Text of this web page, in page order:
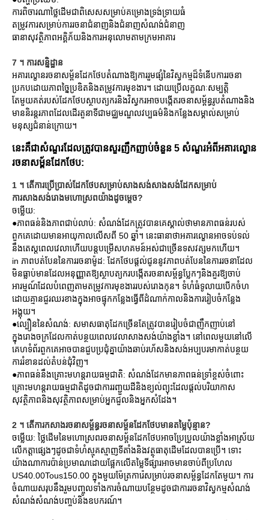
ការពិចារណាថ្លៃដើមជាពិសេសសម្រាប់គម្រោងទ្រង់ទ្រាយធំ
តម្រូវការសម្រាប់ការរចនាជំនាញនិងជំនាញសំណង់ជំនាញ
ធានាសុវត្ថិភាពអគ្គិភ័យនិងការអនុលោមតាមក្រមអាគារ
7 ។ ការសន្និដ្ឋាន
អគារល្ខោនរចនាសម្ព័នដែកថែបតំណាងឱ្យការរួមផ្សំនៃវិស្វកម្មដ៏ទំនើបការរចនា
ប្រកបដោយភាពច្នៃប្រឌិតនិងតម្រូវការមុខងារ។ ដោយប្រើលក្ខណៈសម្បត្តិ
តែមួយគត់របស់ដែកថែបស្ថាបត្យករនិងវិស្វករអាចបង្កើតរចនាសម្ព័ន្ធរូបតំណាងនិង
មាននិរន្តរភាពដែលដើរតួនាទីជាមជ្ឈមណ្ឌលវប្បធម៌និងកន្លែងសម្គាល់សម្រាប់
មនុស្សជំនាន់ក្រោយ។
នេះគឺជាសំណួរដែលត្រូវបានសួរញឹកញាប់ចំនួន 5 សំណួរអំពីអគារល្ខោន
រចនាសម្ព័នដែកថែប:
1 ។ តើការប្រើប្រាស់ដែកថែបសម្រាប់សាងសង់សាងសង់ដែកសម្រាប់
ការសាងសង់រោងមហោស្រពយ៉ាងដូចម្តេច?
ចម្លើយ:
●ភាពធន់និងភាពជាប់លាប់: សំណង់ដែកត្រូវបានគេស្គាល់ថាមានភាពធន់របស់
ពួកគេដោយមានអាយុកាលលើសពី 50 ឆ្នាំ។ នេះធានាថាអគារល្ខោនអាចទប់ទល់
នឹងតេស្តពេលវេលាហើយបន្តបម្រើសហគមន៍អស់ជាច្រើនទសវត្សមកហើយ។
in ភាពបត់បែននៃការរចនាម៉ូដ: ដែកថែបផ្តល់ជូននូវភាពបត់បែននៃការរចនាដែល
មិនធ្លាប់មានដែលអនុញ្ញាតឱ្យស្ថាបត្យករបង្កើតរចនាសម្ព័ន្ធប្លែកៗនិងគួរឱ្យចាប់
អារម្មណ៍ដែលបំពេញតាមតម្រូវការមុខងាររបស់រោងកុន។ ទំហំធំទូលាយបើកចំហ
ដោយគ្មានជួរឈរខាងក្នុងអាចផ្ទុកកន្លែងធ្វើពីដំណាក់កាលនិងការរៀបចំកន្លែង
អង្គុយ។
●ល្បឿននៃសំណង់: សមាសធាតុដែកច្រើនតែត្រូវបានរៀបចំជាញឹកញាប់នៅ
ក្នុងរោងចក្រដែលកាត់បន្ថយពេលវេលាសាងសង់យ៉ាងខ្លាំង។ នៅពេលមួយនៅលើ
គេហទំព័រពួកគេអាចបានជួបប្រជុំគ្នាយ៉ាងឆាប់រហ័សនិងសង់អប្បបរមាកាត់បន្ថយ
ការរំខានដល់តំបន់ជុំវិញ។
●ភាពធន់នឹងគ្រោះមហន្តរាយធម្មជាតិ: សំណង់ដែកមានភាពធន់ទ្រាំខ្ពស់ចំពោះ
គ្រោះមហន្តរាយធម្មជាតិដូចជាការរញ្ជួយដីនិងខ្យល់ព្យុះដែលផ្តល់បរិយាកាស
សុវត្ថិភាពនិងសុវត្ថិភាពសម្រាប់អ្នកជួលនិងអ្នកសំដែង។
2 ។ តើការកសាងរចនាសម្ព័ន្ធរចនាសម្ព័នដែកថែបមានតម្លៃប៉ុន្មាន?
ចម្លើយ: ថ្លៃដើមនៃមហោស្រពរចនាសម្ព័នដែកថែបអាចប្រែប្រួលយ៉ាងខ្លាំងអាស្រ័យ
លើកត្តាផ្សេងៗដូចជាទំហំស្មុគស្មាញទីតាំងនិងវត្ថុធាតុដើមដែលបានប្រើ។ ទោះ
យ៉ាងណាការប៉ាន់ប្រមាណដោយផ្អែកលើតម្លៃទីផ្សារអាចមានចាប់ពីប្រហែល
US40.00Tous150.00 ក្នុងមួយម៉ែត្រការ៉េសម្រាប់រចនាសម្ព័ន្ធដែកតែមួយ។ ការ
ចំណាយសរុបនឹងរួមបញ្ចូលទាំងការចំណាយបន្ថែមដូចជាការរចនាវិស្វកម្មសំណង់
សំណង់សំណង់បញ្ចប់និងឧបករណ៍។